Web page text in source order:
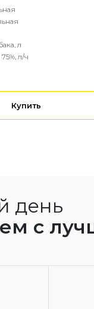
л
л/ч
Купить
день
с